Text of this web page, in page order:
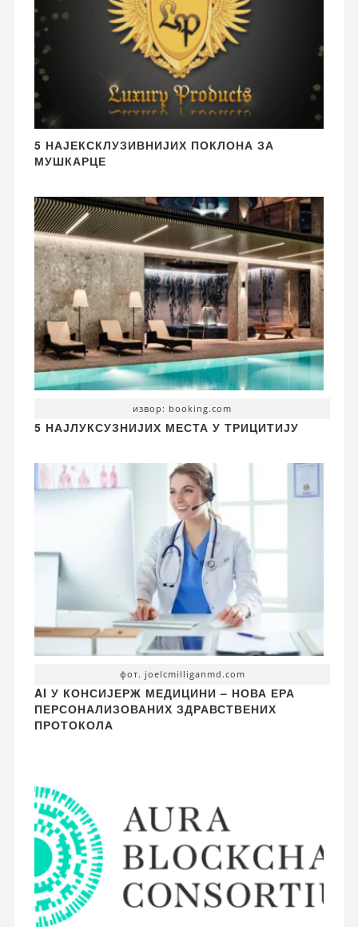
5 НАЈЕКСКЛУЗИВНИЈИХ ПОКЛОНА ЗА
МУШКАРЦЕ
извор: booking.com
5 НАЈЛУКСУЗНИЈИХ МЕСТА У ТРИЦИТИЈУ
фот. joelcmilliganmd.com
AI У КОНСИЈЕРЖ МЕДИЦИНИ – НОВА ЕРА
ПЕРСОНАЛИЗОВАНИХ ЗДРАВСТВЕНИХ
ПРОТОКОЛА